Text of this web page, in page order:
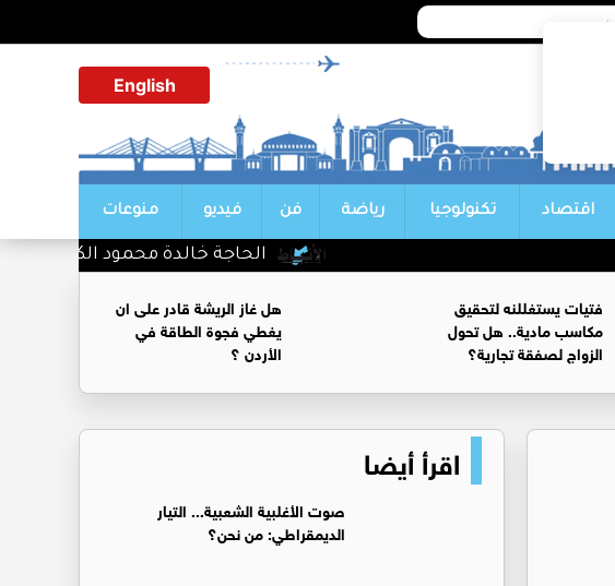
English
اقتصاد تكنولوجيا رياضة فن فيديو منوعات
الحاجة خالدة محمود الكرمي في ذمة
فتيات يستغللنه لتحقيق
مكاسب مادية.. هل تحول
الزواج لصفقة تجارية؟
هل غاز الريشة قادر على ان
يغطي فجوة الطاقة في
الأردن ؟
اقرأ أيضا
صوت الأغلبية الشعبية... التيار
الديمقراطي: من نحن؟